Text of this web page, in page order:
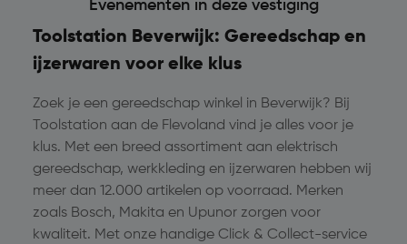
Evenementen in deze vestiging
Toolstation Beverwijk: Gereedschap en
ijzerwaren voor elke klus
Zoek je een gereedschap winkel in Beverwijk? Bij
Toolstation aan de Flevoland vind je alles voor je
klus. Met een breed assortiment aan elektrisch
gereedschap, werkkleding en ijzerwaren hebben wij
meer dan 12.000 artikelen op voorraad. Merken
zoals Bosch, Makita en Upunor zorgen voor
kwaliteit. Met onze handige Click & Collect-service